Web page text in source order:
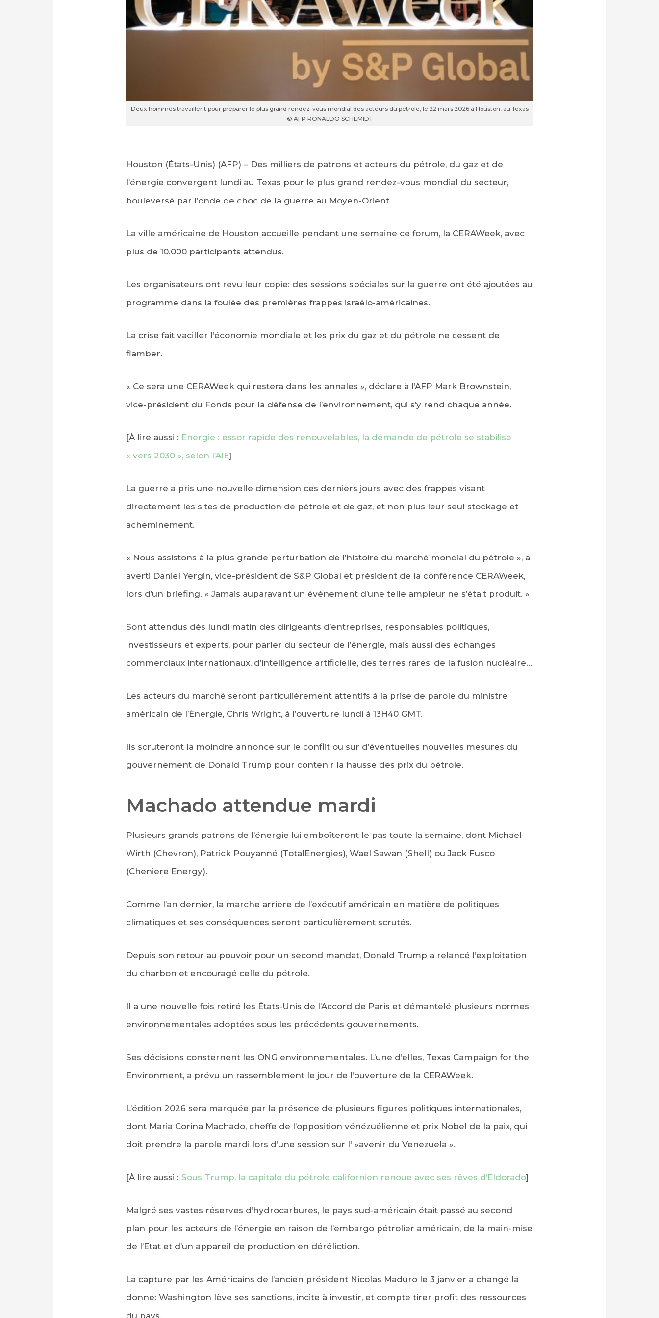
Deux hommes travaillent pour préparer le plus grand rendez-vous mondial des acteurs du pétrole, le 22 mars 2026 à Houston, au Texas
© AFP RONALDO SCHEMIDT
Houston (États-Unis) (AFP) – Des milliers de patrons et acteurs du pétrole, du gaz et de
l’énergie convergent lundi au Texas pour le plus grand rendez-vous mondial du secteur,
bouleversé par l’onde de choc de la guerre au Moyen-Orient.
La ville américaine de Houston accueille pendant une semaine ce forum, la CERAWeek, avec
plus de 10.000 participants attendus.
Les organisateurs ont revu leur copie: des sessions spéciales sur la guerre ont été ajoutées au
programme dans la foulée des premières frappes israélo‑américaines.
La crise fait vaciller l’économie mondiale et les prix du gaz et du pétrole ne cessent de
flamber.
« Ce sera une CERAWeek qui restera dans les annales », déclare à l’AFP Mark Brownstein,
vice-président du Fonds pour la défense de l’environnement, qui s’y rend chaque année.
[À lire aussi : Energie : essor rapide des renouvelables, la demande de pétrole se stabilise
« vers 2030 », selon l’AIE]
La guerre a pris une nouvelle dimension ces derniers jours avec des frappes visant
directement les sites de production de pétrole et de gaz, et non plus leur seul stockage et
acheminement.
« Nous assistons à la plus grande perturbation de l’histoire du marché mondial du pétrole », a
averti Daniel Yergin, vice-président de S&P Global et président de la conférence CERAWeek,
lors d’un briefing. « Jamais auparavant un événement d’une telle ampleur ne s’était produit. »
Sont attendus dès lundi matin des dirigeants d’entreprises, responsables politiques,
investisseurs et experts, pour parler du secteur de l’énergie, mais aussi des échanges
commerciaux internationaux, d’intelligence artificielle, des terres rares, de la fusion nucléaire…
Les acteurs du marché seront particulièrement attentifs à la prise de parole du ministre
américain de l’Énergie, Chris Wright, à l’ouverture lundi à 13H40 GMT.
Ils scruteront la moindre annonce sur le conflit ou sur d’éventuelles nouvelles mesures du
gouvernement de Donald Trump pour contenir la hausse des prix du pétrole.
Machado attendue mardi
Plusieurs grands patrons de l’énergie lui emboîteront le pas toute la semaine, dont Michael
Wirth (Chevron), Patrick Pouyanné (TotalEnergies), Wael Sawan (Shell) ou Jack Fusco
(Cheniere Energy).
Comme l’an dernier, la marche arrière de l’exécutif américain en matière de politiques
climatiques et ses conséquences seront particulièrement scrutés.
Depuis son retour au pouvoir pour un second mandat, Donald Trump a relancé l’exploitation
du charbon et encouragé celle du pétrole.
Il a une nouvelle fois retiré les États‑Unis de l’Accord de Paris et démantelé plusieurs normes
environnementales adoptées sous les précédents gouvernements.
Ses décisions consternent les ONG environnementales. L’une d’elles, Texas Campaign for the
Environment, a prévu un rassemblement le jour de l’ouverture de la CERAWeek.
L’édition 2026 sera marquée par la présence de plusieurs figures politiques internationales,
dont Maria Corina Machado, cheffe de l’opposition vénézuélienne et prix Nobel de la paix, qui
doit prendre la parole mardi lors d’une session sur l' »avenir du Venezuela ».
[À lire aussi : Sous Trump, la capitale du pétrole californien renoue avec ses rêves d’Eldorado]
Malgré ses vastes réserves d’hydrocarbures, le pays sud-américain était passé au second
plan pour les acteurs de l’énergie en raison de l’embargo pétrolier américain, de la main-mise
de l’Etat et d’un appareil de production en déréliction.
La capture par les Américains de l’ancien président Nicolas Maduro le 3 janvier a changé la
donne: Washington lève ses sanctions, incite à investir, et compte tirer profit des ressources
du pays.